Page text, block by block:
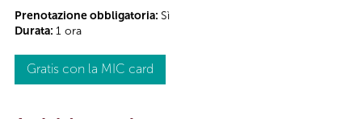
Prenotazione obbligatoria: Sì
Durata: 1 ora
Gratis con la MIC card